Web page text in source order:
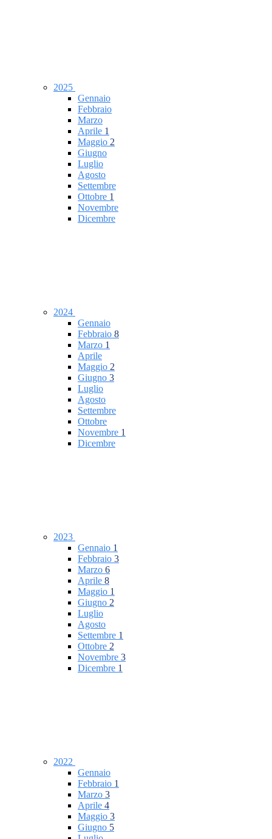
2025
Gennaio
Febbraio
Marzo
Aprile 1
Maggio 2
Giugno
Luglio
Agosto
Settembre
Ottobre 1
Novembre
Dicembre
2024
Gennaio
Febbraio 8
Marzo 1
Aprile
Maggio 2
Giugno 3
Luglio
Agosto
Settembre
Ottobre
Novembre 1
Dicembre
2023
Gennaio 1
Febbraio 3
Marzo 6
Aprile 8
Maggio 1
Giugno 2
Luglio
Agosto
Settembre 1
Ottobre 2
Novembre 3
Dicembre 1
2022
Gennaio
Febbraio 1
Marzo 3
Aprile 4
Maggio 3
Giugno 5